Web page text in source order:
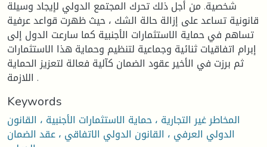
شخصية. من أجل ذلك تحرك المجتمع الدولي لإيجاد وسيلة
قانونية تساعد على إزالة حالة الشك ، حيث ظهرت قواعد عرفية
تساهم في حماية الاستثمارات الأجنبية كما سارعت الدول إلى
إبرام اتفاقيات ثنائية وجماعية لتنظيم وحماية هذا الاستثمارات
ثم برزت في الأخير عقود الضمان كآلية فعالة لتعزيز الحماية
اللازمة .
Keywords
المخاطر غير التجارية ، حماية الاستثمارات الأجنبية ، القانون
الدولي العرفي ، القانون الدولي الاتفاقي ، عقد الضمان